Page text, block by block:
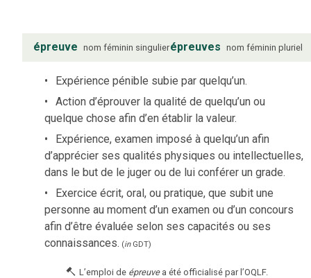
épreuve nom féminin singulierépreuves nom féminin pluriel
Expérience pénible subie par quelqu’un.
Action d’éprouver la qualité de quelqu’un ou
quelque chose afin d’en établir la valeur.
Expérience, examen imposé à quelqu’un afin
d’apprécier ses qualités physiques ou intellectuelles,
dans le but de le juger ou de lui conférer un grade.
Exercice écrit, oral, ou pratique, que subit une
personne au moment d’un examen ou d’un concours
afin d’être évaluée selon ses capacités ou ses
connaissances. (inGDT)
L’emploi de épreuve a été officialisé par l’OQLF.